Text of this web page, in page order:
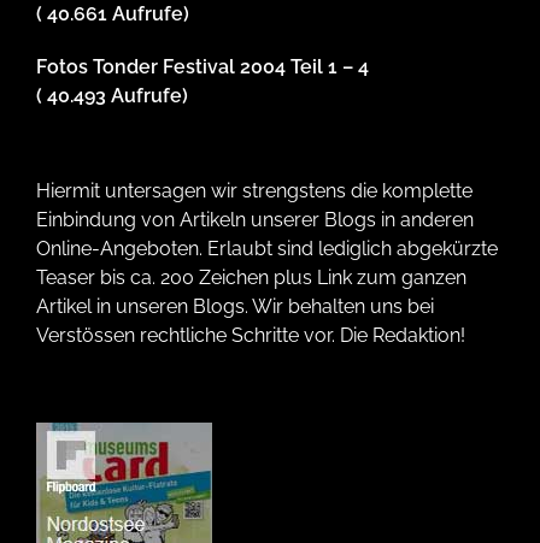
( 40.661 Aufrufe)
Fotos Tonder Festival 2004 Teil 1 – 4
( 40.493 Aufrufe)
Hiermit untersagen wir strengstens die komplette
Einbindung von Artikeln unserer Blogs in anderen
Online-Angeboten. Erlaubt sind lediglich abgekürzte
Teaser bis ca. 200 Zeichen plus Link zum ganzen
Artikel in unseren Blogs. Wir behalten uns bei
Verstössen rechtliche Schritte vor. Die Redaktion!